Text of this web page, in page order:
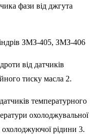
фази від джгута
від датчиків
тиску масла 2.
температурного
охолоджувальної
охолоджуючої рідини 3.